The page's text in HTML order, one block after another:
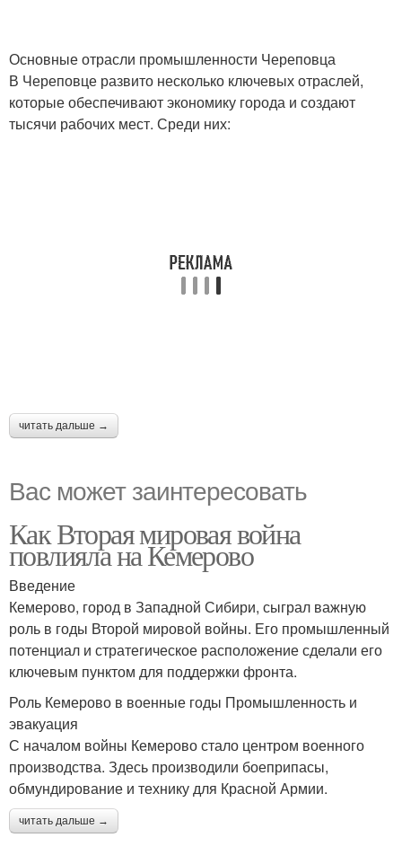
Основные отрасли промышленности Череповца
В Череповце развито несколько ключевых отраслей,
которые обеспечивают экономику города и создают
тысячи рабочих мест. Среди них:
читать дальше →
Вас может заинтересовать
Как Вторая мировая война
повлияла на Кемерово
Введение
Кемерово, город в Западной Сибири, сыграл важную
роль в годы Второй мировой войны. Его промышленный
потенциал и стратегическое расположение сделали его
ключевым пунктом для поддержки фронта.
Роль Кемерово в военные годы Промышленность и
эвакуация
С началом войны Кемерово стало центром военного
производства. Здесь производили боеприпасы,
обмундирование и технику для Красной Армии.
читать дальше →